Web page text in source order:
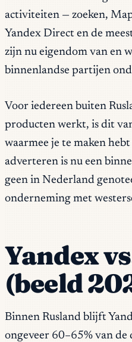
activiteiten — zoeken,
Yandex Direct en de
zijn nu eigendom van en
binnenlandse partijen
Voor iedereen buiten
producten werkt, is dit
waarmee je te maken
adverteren is nu een
geen in Nederland
onderneming met
Yandex
(beeld
Binnen Rusland blijft
ongeveer 60–65% van de